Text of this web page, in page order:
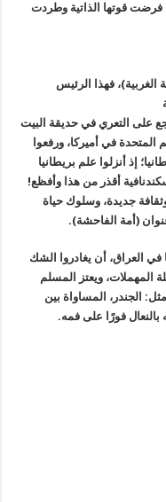
فرضت قوتها الذاتية وطردت
الغربية)، فهذا الرئيس
على التعري في حديقة البيت
المتحدة في أميركا، ورفعوا
إذ أنزلوا علم بريطانيا
أقذر من هذا وأفظع!
جديدة، وسلوك حياة
(أمة الفاحشة).
العراق، أن يغادروا الشك
المهملات، ويعتز المسلم
الجندر، المساواة بين
بالنعال فورًا على فمه.